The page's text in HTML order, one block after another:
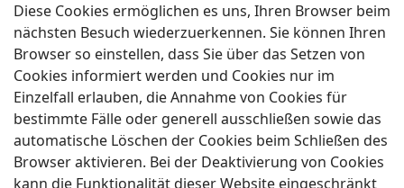
Diese Cookies ermöglichen es uns, Ihren Browser beim
nächsten Besuch wiederzuerkennen. Sie können Ihren
Browser so einstellen, dass Sie über das Setzen von
Cookies informiert werden und Cookies nur im
Einzelfall erlauben, die Annahme von Cookies für
bestimmte Fälle oder generell ausschließen sowie das
automatische Löschen der Cookies beim Schließen des
Browser aktivieren. Bei der Deaktivierung von Cookies
kann die Funktionalität dieser Website eingeschränkt